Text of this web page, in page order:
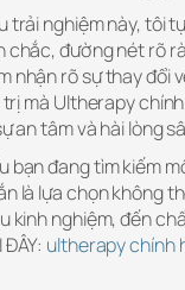
trải nghiệm này, tôi
chắc, đường nét rõ
nhận rõ sự thay đổi
mà Ultherapy
an tâm và hài lòng
bạn đang tìm kiếm
là lựa chọn không
kinh nghiệm, đến
ĐÂY: ultherapy chính